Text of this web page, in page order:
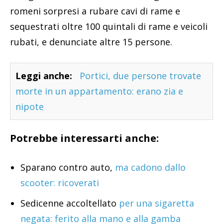
romeni sorpresi a rubare cavi di rame e
sequestrati oltre 100 quintali di rame e veicoli
rubati, e denunciate altre 15 persone.
Leggi anche:
Portici, due persone trovate
morte in un appartamento: erano zia e
nipote
Potrebbe interessarti anche:
Sparano contro auto, ma cadono dallo
scooter: ricoverati
Sedicenne accoltellato per una sigaretta
negata: ferito alla mano e alla gamba